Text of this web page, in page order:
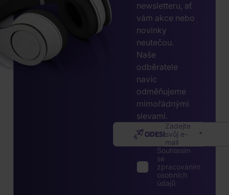
newsletteru, ať
vám akce nebo
novinky
neutečou.
Naše
odběratele
navíc
odměňujeme
mimořádnými
slevami.
Zadejte
svůj e-
mail
ODESLAT
Souhlasím
se
zpracováním
osobních
údajů